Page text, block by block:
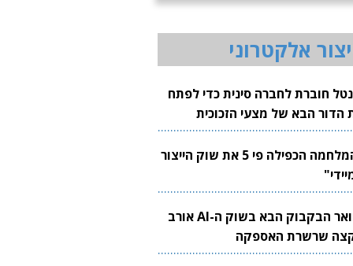
אלקטרוני
חוברת לחברה סינית כדי לפתח
הדור הבא של מצעי הזכוכית
"המלחמה הכפילה פי 5 את שוק הייצור
צוואר הבקבוק הבא בשוק ה-AI אורב
שרשרת האספקה